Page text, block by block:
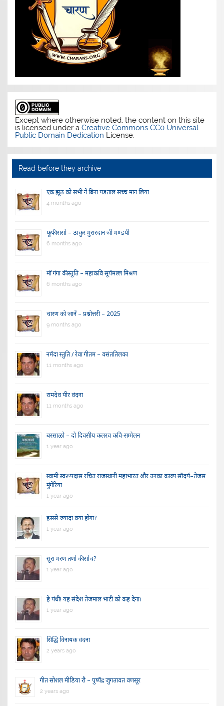
Except where otherwise noted, the content on this site
is licensed under aCreative Commons CC0 Universal
Public Domain Dedication License.
Read before they archive
एक झूठ को सभी ने बिना पड़ताल सच्च मान लिया
4 months ago
फूंफी रासो – ठाकुर मुरारदान जी मण्डपी
6 months ago
माँ गंगा की स्तुति – महाकवि सूर्यमल्ल मिश्रण
6 months ago
चारण को जानें – प्रश्नोत्तरी – 2025
9 months ago
नर्मदा स्तुति / रेवा गीतम – वसंततिलका
11 months ago
रामदेव पीर वंदना
11 months ago
बरसाळो – दो दिवसीय कलरव कवि-सम्मेलन
1 year ago
स्वामी स्वरूपदास रचित राजस्थानी महाभारत और उनका काव्य सौंदर्य–तेजस
मुंगेरिया
1 year ago
इससे ज्यादा क्या होगा?
1 year ago
सूरां मरण तणो की सोच?
1 year ago
हे पंथी! यह संदेश तेजमाल भाटी को कह देना।
1 year ago
सिद्धि विनायक वंदना
2 years ago
गीत सोशल मीडिया रौ – पुष्पेंद्र जुगतावत वणसूर
2 years ago